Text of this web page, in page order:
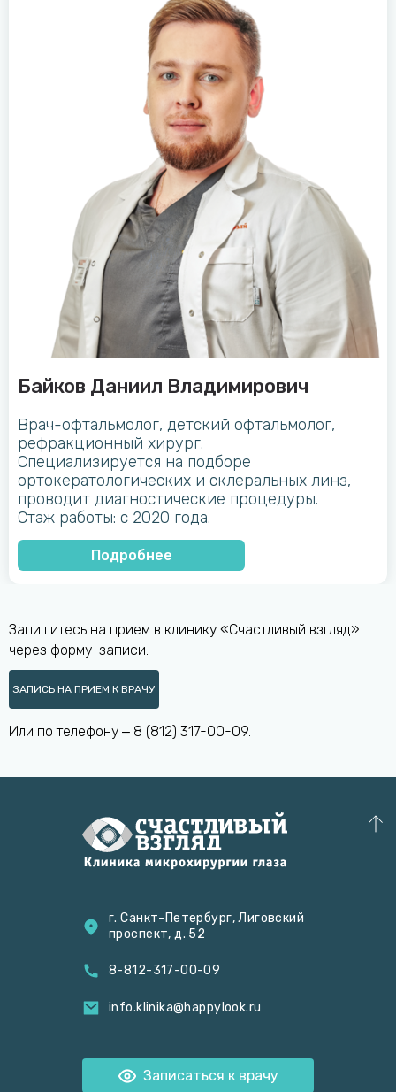
Байков Даниил Владимирович
Врач-офтальмолог, детский офтальмолог,
рефракционный хирург.
Специализируется на подборе
ортокератологических и склеральных линз,
проводит диагностические процедуры.
Стаж работы: с 2020 года.
Подробнее
Запишитесь на прием в клинику «Счастливый взгляд»
через форму-записи.
ЗАПИСЬ НА ПРИЕМ К ВРАЧУ
Или по телефону ‒ 8 (812) 317-00-09.
г. Санкт-Петербург, Лиговский
проспект, д. 52
8-812-317-00-09
info.klinika@happylook.ru
Записаться к врачу